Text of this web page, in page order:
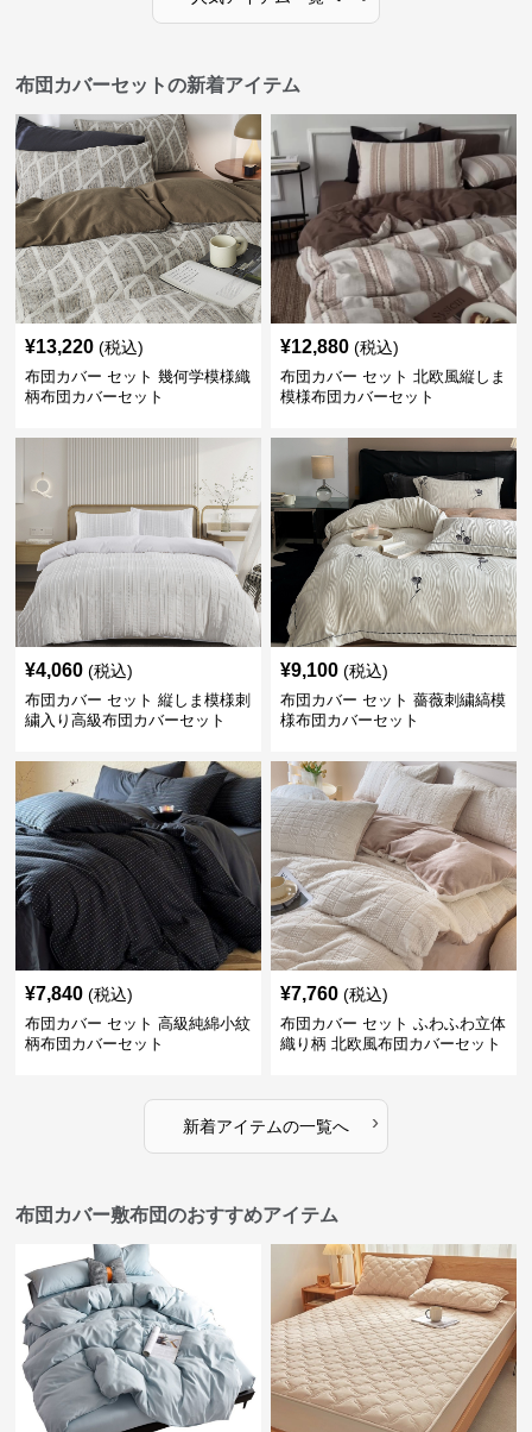
布団カバーセットの新着アイテム
¥13,220 (税込)
布団カバー セット 幾何学模様織
柄布団カバーセット
¥12,880 (税込)
布団カバー セット 北欧風縦しま
模様布団カバーセット
¥4,060 (税込)
布団カバー セット 縦しま模様刺
繍入り高級布団カバーセット
¥9,100 (税込)
布団カバー セット 薔薇刺繍縞模
様布団カバーセット
¥7,840 (税込)
布団カバー セット 高級純綿小紋
柄布団カバーセット
¥7,760 (税込)
布団カバー セット ふわふわ立体
織り柄 北欧風布団カバーセット
新着アイテムの一覧へ ›
布団カバー敷布団のおすすめアイテム